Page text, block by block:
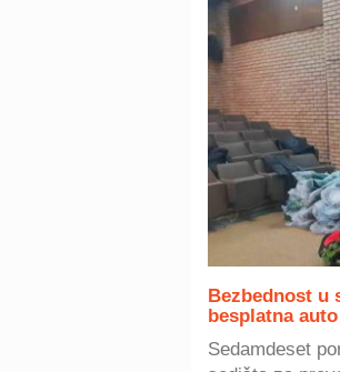
Bezbednost u
besplatna
Sedamdeset